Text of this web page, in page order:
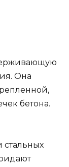
Она
бетона.
стальных